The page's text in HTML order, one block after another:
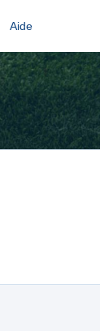
Aide